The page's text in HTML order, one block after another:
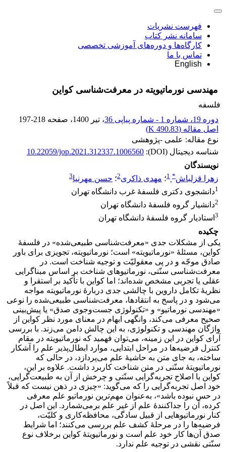
فهرست نشریات
سامانه نشر کتاب
کارگاه‌ها و دوره‌های آموزشی تخصصی
تماس با ما
English
مهندسی نورماتیویته در معرفت‌شناسی کواین
فلسفه
دوره 19، شماره 1 - شماره پیاپی 36
، تیر 1400 ، صفحه 197-218
اصل مقاله (490.83 K
)
نوع مقاله: علمی -پژوهشی
شناسه دیجیتال (DOI):
10.22059/jop.2021.312337.1006560
نویسندگان
زهرا قزلباش*
1؛ مهدی ذاکری2؛ حسن مهرنیا3
1دانشجوی دکتری فلسفۀ غرب دانشگاه تهران
2دانشیار گروه فلسفۀ دانشگاه تهران
3 استادیار گروه فلسفۀ دانشگاه تهران
چکیده
یکی از مشکلات جدی «معرفت‌شناسی طبیعی‌شده» در فلسفۀ
کواین، مسئلۀ «نورماتیویته» است؛ نورماتیویته، تجویزی برای باور
صادق موجّه و در پی معقولیّت و توجیه شناخت است. در
معرفت‌شناسی سنّتی، نورماتیوهای شناخت بر اساس مبناگرایی
عقلی یا تجربی مشخص شده‌اند؛ اما کواین با تأکید بر استقرا و
نظریۀ تکامل داروین با چالشی جدی دربارۀ نورماتیویته مواجه
می‌شود و در پاسخ به انتقادها، معرفت‌شناسی طبیعی‌شده را نوعی
«مهندسی نورماتیو» و «تکنولوژی جست‌وجوی صدق» یا پیش‌بینی
صحیح معرفی می‌کند، وانگهی ابهام در معنای مورد نظر کواین از
واژگان مهندسی و تکنولوژی، به این چالش دامن می‌زند. با بررسی
آرای کواین در این زمینه، می‌توان فهمید که نورماتیویته در مقام
کنترل فرضیه‌ها در مراحل ابتدایی، موارد ابطال‌پذیر علم را آشکار
ساخته، به جای متن به حاشیۀ علم می‌پردازد، در حالی که
نورماتیویتۀ سنّتی در متن شناخت کاربرد داشت. علاوه بر این،
کواین با اصلاح تجربه‌گرایی سنّتی و چرخش از آن به طبیعت‌گرایی،
خود اصل تجربه‌گرایی را که می‌گوید: «چیزی در ذهن نیست که قبلاً
در حس نبوده باشد»، به‌عنوان مهم‌ترین نورماتیو علم معرفی
کرده، آن را جداکنندۀ علم از غیر علم برمی‌شمارد. این اصل در
کنار نورماتیوهایی از قبیل سادگی، محافظه‌کاری و کلیّت،
فرضیه‌ها را در مرحلۀ کشف علم بررسی می‌کنند؛ اما شرایط
صدق آن‌ها کار خود علم است و نورماتیویتۀ کواین برخلاف نوع
سنّتی نقشی در توجیه علم ندارد.